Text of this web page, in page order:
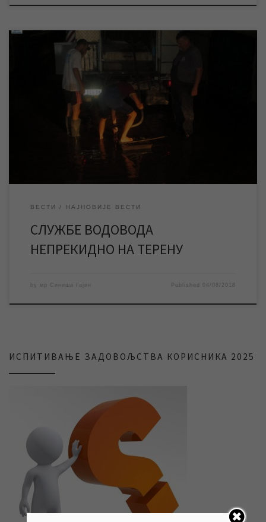
Специјализована возила за одгушење канализационе мреже,
мобилне пумпе, потребна возила и механизација, као и више
од 50 радника непрекидно се налазе на терену и раде на
отклањању проблема у функционисању атмосферске и
фекалне канализационе мреже и уклањању атмосферских
вода са путних површина. Радови ће трајати непрекидно
током ноћи и сутрашњег […]
ВЕСТИ НАЈНОВИЈЕ ВЕСТИ
СЛУЖБЕ ВОДОВОДА
НЕПРЕКИДНО НА ТЕРЕНУ
by мр Синиша Гајин Published 04/08/2018
ИСПИТИВАЊЕ ЗАДОВОЉСТВА КОРИСНИКА 2025